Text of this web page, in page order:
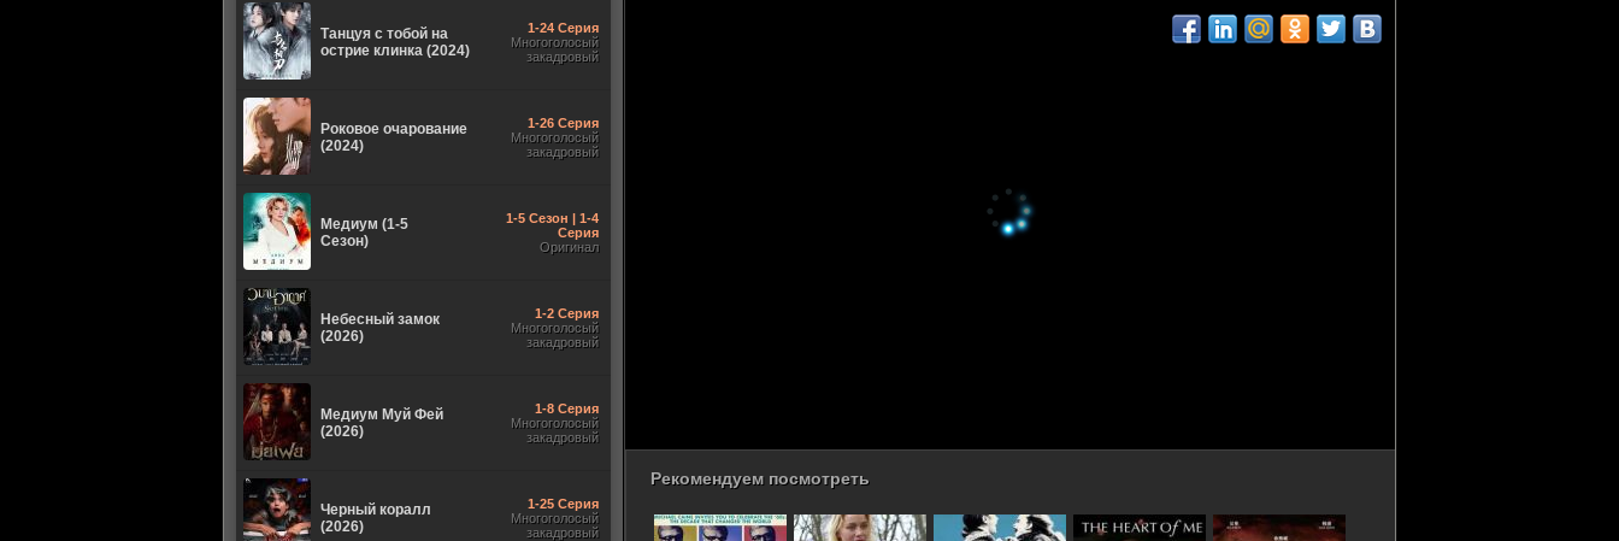
Рекомендуем посмотреть
Танцуя с тобой на
острие клинка (2024)
1-24 Серия
Многоголосый
закадровый
Роковое очарование
(2024)
1-26 Серия
Многоголосый
закадровый
Медиум (1-5
Сезон)
1-5 Сезон | 1-4
Серия
Оригинал
Небесный замок
(2026)
1-2 Серия
Многоголосый
закадровый
Медиум Муй Фей
(2026)
1-8 Серия
Многоголосый
закадровый
Черный коралл
(2026)
1-25 Серия
Многоголосый
закадровый